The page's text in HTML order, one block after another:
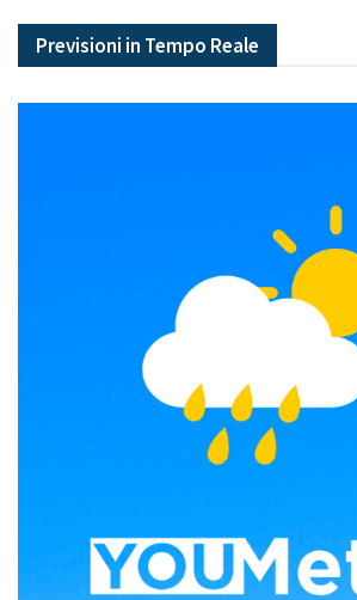
Previsioni in Tempo Reale